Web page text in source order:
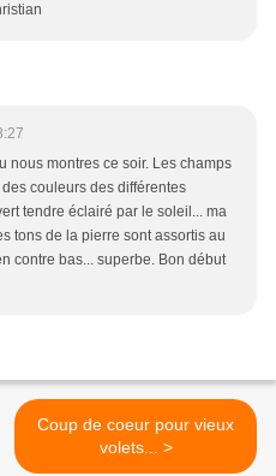
nous montres ce soir. Les champs
couleurs des différentes
tendre éclairé par le soleil... ma
tons de la pierre sont assortis au
contre bas... superbe. Bon début
Coup de coeur pour vieux
volets... >